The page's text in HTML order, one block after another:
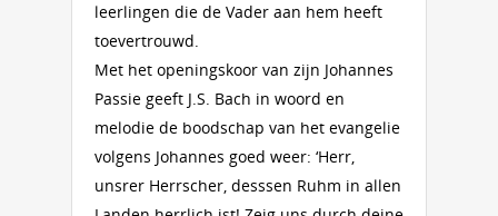
leerlingen die de Vader aan hem heeft
toevertrouwd.
Met het openingskoor van zijn Johannes
Passie geeft J.S. Bach in woord en
melodie de boodschap van het evangelie
volgens Johannes goed weer: ‘Herr,
unsrer Herrscher, desssen Ruhm in allen